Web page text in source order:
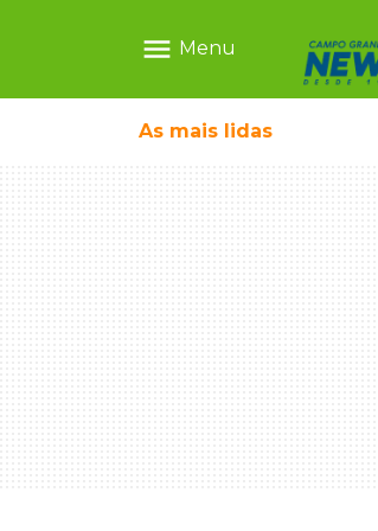
menu Menu
As mais lidas
não reconhece o filho queimado